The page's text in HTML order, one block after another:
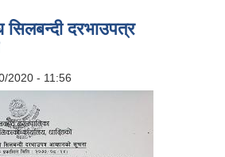
सिलबन्दी दरभाउपत्र
2020 - 11:56